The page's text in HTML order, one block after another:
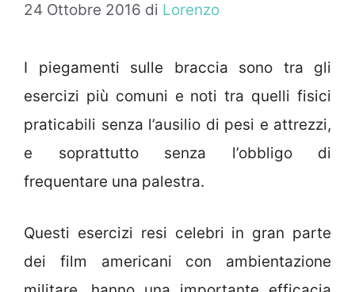
24 Ottobre 2016 di Lorenzo
I piegamenti sulle braccia sono tra gli
esercizi più comuni e noti tra quelli fisici
praticabili senza l’ausilio di pesi e attrezzi,
e soprattutto senza l’obbligo di
frequentare una palestra.
Questi esercizi resi celebri in gran parte
dei film americani con ambientazione